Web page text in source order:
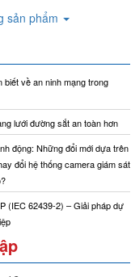
sản phẩm
biết về an ninh mạng trong
lưới đường sắt an toàn hơn
động: Những đổi mới dựa trên
đổi hệ thống camera giám sát
(IEC 62439-2) – Giải pháp dự